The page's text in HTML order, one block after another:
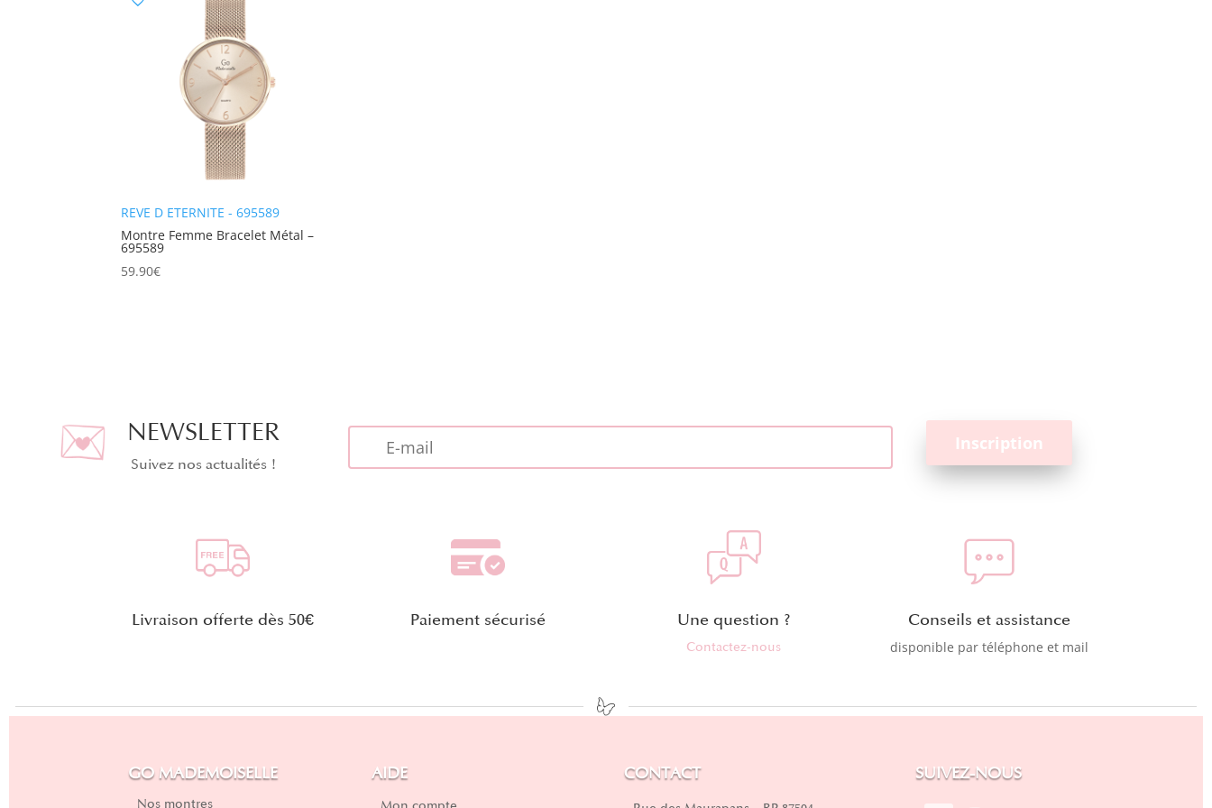
REVE D ETERNITE - 695589
Montre Femme Bracelet Métal –
695589
59.90€
NEWSLETTER
Suivez nos actualités !
Livraison offerte dès 50€ Paiement sécurisé Une question ?
Contactez-nous
Conseils et assistance
disponible par téléphone et mail
GO MADEMOISELLE
Nos montres
AIDE CONTACT SUIVEZ-NOUS